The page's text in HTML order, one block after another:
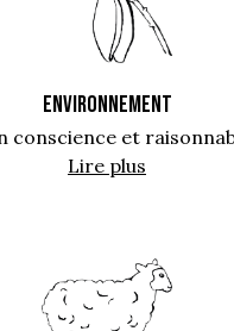
ENVIRONNEMENT
conscience et
Lire plus